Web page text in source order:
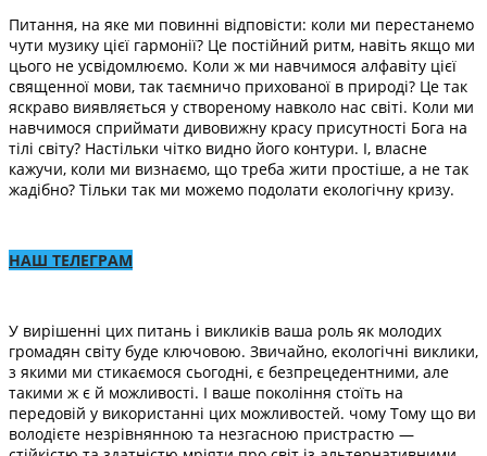
Питання, на яке ми повинні відповісти: коли ми перестанемо
чути музику цієї гармонії? Це постійний ритм, навіть якщо ми
цього не усвідомлюємо. Коли ж ми навчимося алфавіту цієї
священної мови, так таємничо прихованої в природі? Це так
яскраво виявляється у створеному навколо нас світі. Коли ми
навчимося сприймати дивовижну красу присутності Бога на
тілі світу? Настільки чітко видно його контури. І, власне
кажучи, коли ми визнаємо, що треба жити простіше, а не так
жадібно? Тільки так ми можемо подолати екологічну кризу.
НАШ ТЕЛЕГРАМ
У вирішенні цих питань і викликів ваша роль як молодих
громадян світу буде ключовою. Звичайно, екологічні виклики,
з якими ми стикаємося сьогодні, є безпрецедентними, але
такими ж є й можливості. І ваше покоління стоїть на
передовій у використанні цих можливостей. чому Тому що ви
володієте незрівнянною та незгасною пристрастю —